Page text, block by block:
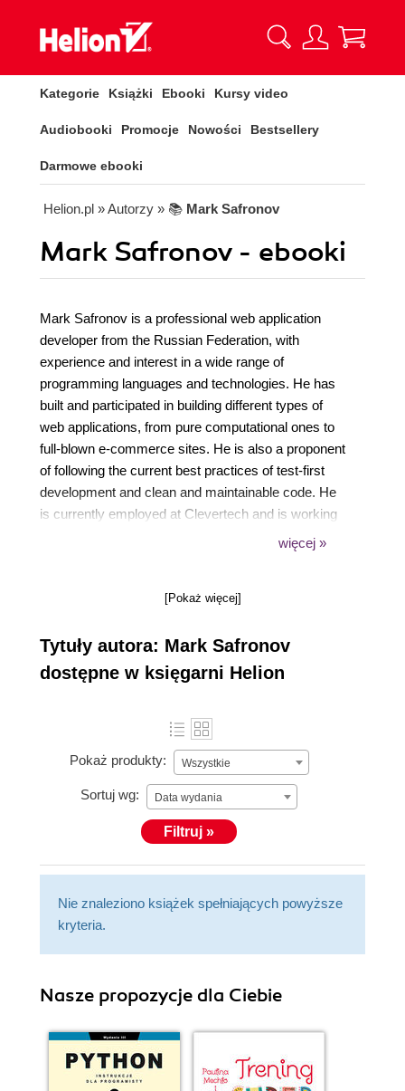
Kategorie Książki Ebooki Kursy video
Audiobooki Promocje Nowości Bestsellery
Darmowe ebooki
Helion.pl » Autorzy » 📚 Mark Safronov
Mark Safronov - ebooki
Mark Safronov is a professional web application
developer from the Russian Federation, with
experience and interest in a wide range of
programming languages and technologies. He has
built and participated in building different types of
web applications, from pure computational ones to
full-blown e-commerce sites. He is also a proponent
of following the current best practices of test-first
development and clean and maintainable code. He
is currently employed at Clevertech and is working
on Yii-based PHP web applications. He was also a
the book Visual Prolog 7.1 for Tyros, Eduardo Costa,
along with Jacob Mumm, he co-authored the book
Instant Yii Application Development Starter, Packt
Publishing.
więcej »
[Pokaż więcej]
Tytuły autora: Mark Safronov
dostępne w księgarni Helion
Pokaż produkty: Wszystkie
Sortuj wg: Data wydania
Filtruj »
Nie znaleziono książek spełniających powyższe
kryteria.
Nasze propozycje dla Ciebie